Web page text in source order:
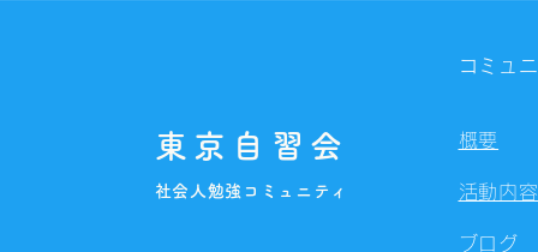
東京自習会
社会人勉強コミュニティ
コミュ
概要
活動内容
ブログ